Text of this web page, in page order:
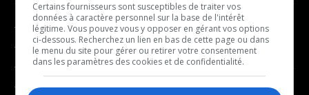
- Affaires municipales
- Communauté / Social
- Culture
- Économie
- Décompte franco
- Joué récemment
BALADOS
Certains fournisseurs sont susceptibles de traiter vos
données à caractère personnel sur la base de l'intérêt
légitime. Vous pouvez vous y opposer en gérant vos options
ci-dessous. Recherchez un lien en bas de cette page ou dans
le menu du site pour gérer ou retirer votre consentement
dans les paramètres des cookies et de confidentialité.